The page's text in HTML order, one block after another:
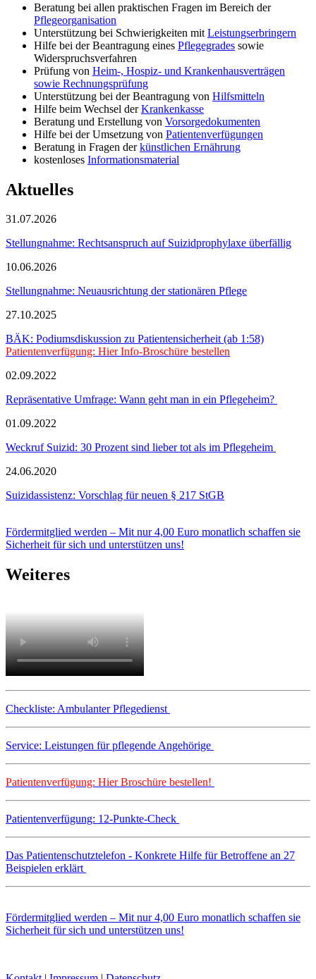
Beratung bei allen praktischen Fragen im Bereich der
Pflegeorganisation
Unterstützung bei Schwierigkeiten mit Leistungserbringern
Hilfe bei der Beantragung eines Pflegegrades sowie
Widerspruchsverfahren
Prüfung von Heim-, Hospiz- und Krankenhausverträgen
sowie Rechnungsprüfung
Unterstützung bei der Beantragung von Hilfsmitteln
Hilfe beim Wechsel derKrankenkasse
Beratung und Erstellung von Vorsorgedokumenten
Hilfe bei der Umsetzung von Patientenverfügungen
Beratung in Fragen derkünstlichen Ernährung
kostenloses Informationsmaterial
Aktuelles
31.07.2026
Stellungnahme: Rechtsanspruch auf Suizidprophylaxe überfällig
10.06.2026
Stellungnahme: Neuausrichtung der stationären Pflege
27.10.2025
BÄK: Podiumsdiskussion zu Patientensicherheit (ab 1:58)
Patientenverfügung: Hier Info-Broschüre bestellen
02.09.2022
Repräsentative Umfrage: Wann geht man in ein Pflegeheim?
01.09.2022
Weckruf Suizid: 30 Prozent sind lieber tot als im Pflegeheim
24.06.2020
Suizidassistenz: Vorschlag für neuen § 217 StGB
Fördermitglied werden – Mit nur 4,00 Euro monatlich schaffen sie
Sicherheit für sich und unterstützen uns!
Weiteres
Checkliste: Ambulanter Pflegedienst
Service: Leistungen für pflegende Angehörige
Patientenverfügung: Hier Broschüre bestellen!
Patientenverfügung: 12-Punkte-Check
Das Patientenschutztelefon - Konkrete Hilfe für Betroffene an 27
Beispielen erklärt
Fördermitglied werden – Mit nur 4,00 Euro monatlich schaffen sie
Sicherheit für sich und unterstützen uns!